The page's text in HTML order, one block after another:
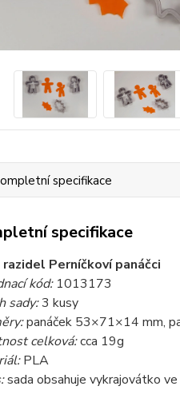
specifikace
specifikace
razidel Perníčkoví panáčci
kód:1013173
sady:3 kusy
panáček 53×71×14 mm,
celková:cca 19g
PLA
sada obsahuje vykrajovátko